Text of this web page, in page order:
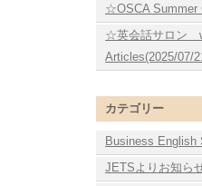
☆OSCA Summer
☆英会話サロン
Articles(2025/07/
カテゴリー
Business English
JETSよりお知ら